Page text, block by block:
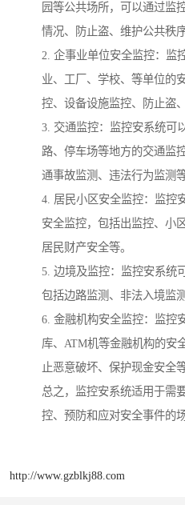
园等公共场所，可以通过监
情况、防止盗、维护公共秩序
2. 企事业单位安全监控：监
业、工厂、学校、等单位的
控、设备设施监控、防止盗
3. 交通监控：监控安系统可
路、停车场等地方的交通监
通事故监测、违法行为监测等
4. 居民小区安全监控：监控
安全监控，包括出监控、小
居民财产安全等。
5. 边境及监控：监控安系统
包括边路监测、非法入境监
6. 金融机构安全监控：监控
库、ATM机等金融机构的安
止恶意破坏、保护现金安全等
总之，监控安系统适用于需
控、预防和应对安全事件的场
http://www.gzblkj88.com